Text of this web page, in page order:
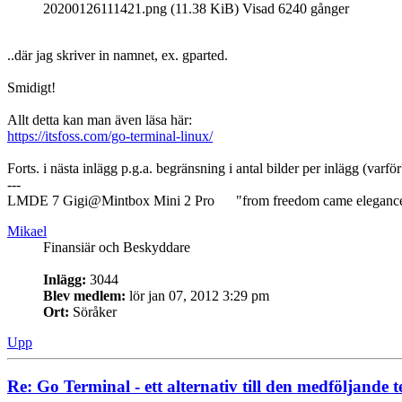
20200126111421.png (11.38 KiB) Visad 6240 gånger
..där jag skriver in namnet, ex. gparted.
Smidigt!
Allt detta kan man även läsa här:
https://itsfoss.com/go-terminal-linux/
Forts. i nästa inlägg p.g.a. begränsning i antal bilder per inlägg
---
LMDE 7 Gigi@Mintbox Mini 2 Pro "from freedom came
Mikael
Finansiär och Beskyddare
Inlägg: 3044
Blev medlem: lör jan 07, 2012 3:29 pm
Ort: Söråker
Upp
Re: Go Terminal - ett alternativ till den medföljande